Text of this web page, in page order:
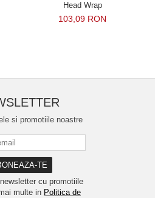
Head Wrap
103,09 RON
si promotiile noastre
cu promotiile
multe in Politica de